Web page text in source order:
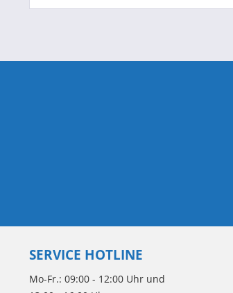
SERVICE HOTLINE
Mo-Fr.: 09:00 - 12:00 Uhr und